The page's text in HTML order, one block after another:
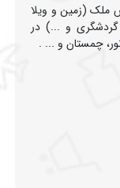
ملک (زمین و ویلا
و ...) در
چمستان و ... .